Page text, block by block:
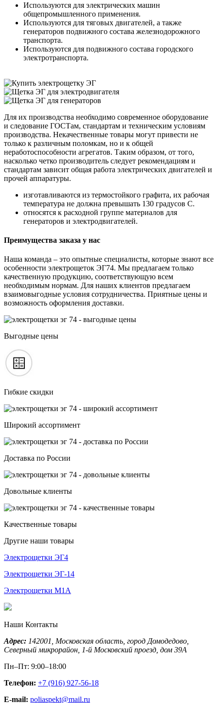
Используются для электрических машин
общепромышленного применения.
Используются для тяговых двигателей, а также
генераторов подвижного состава железнодорожного
транспорта.
Используются для подвижного состава городского
электротранспорта.
Для их производства необходимо современное оборудование
и следование ГОСТам, стандартам и техническим условиям
производства. Некачественные товары могут привести не
только к различным поломкам, но и к общей
неработоспособности агрегатов. Таким образом, от того,
насколько четко производитель следует рекомендациям и
стандартам зависит общая работа электрических двигателей и
прочей аппаратуры.
изготавливаются из термостойкого графита, их рабочая
температура не должна превышать 130 градусов С.
относятся к расходной группе материалов для
генераторов и электродвигателей.
Преимущества заказа у нас
Наша команда – это опытные специалисты, которые знают все
особенности электрощеток ЭГ74. Мы предлагаем только
качественную продукцию, соответствующую всем
необходимым нормам. Для наших клиентов предлагаем
взаимовыгодные условия сотрудничества. Приятные цены и
возможность оформления доставки.
Выгодные цены
Гибкие скидки
Широкий ассортимент
Доставка по России
Довольные клиенты
Качественные товары
Другие наши товары
Электрощетки ЭГ4
Электрощетки ЭГ-14
Электрощетки М1А
Наши Контакты
Адрес: 142001, Московская область, город Домодедово,
Северный микрорайон, 1-й Московский проезд, дом 39А
Пн–Пт: 9:00–18:00
Телефон: +7 (916) 927-56-18
E-mail: poliaspekt@mail.ru